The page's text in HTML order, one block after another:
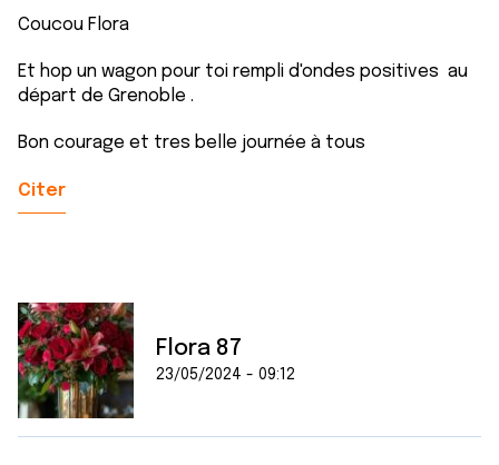
Coucou Flora
Et hop un wagon pour toi rempli d'ondes positives au
départ de Grenoble .
Bon courage et tres belle journée à tous
Citer
Flora 87
23/05/2024 - 09:12